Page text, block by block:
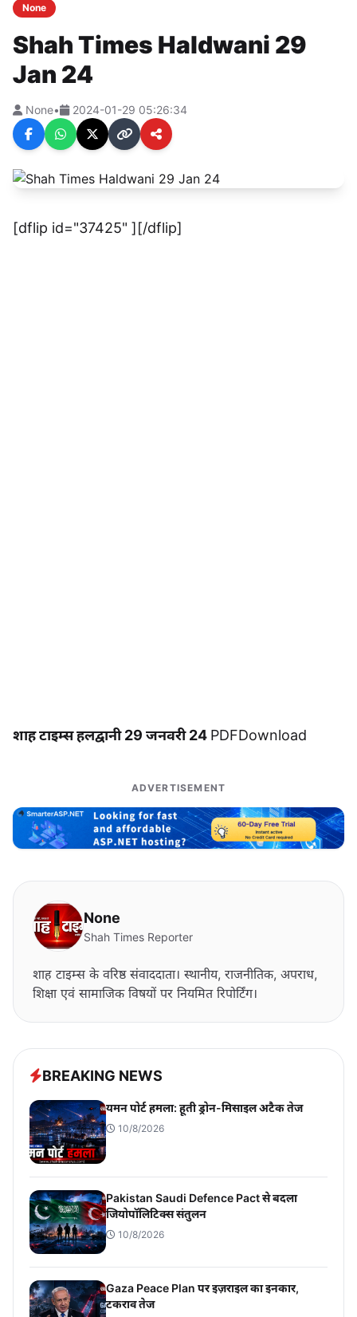
None
Shah Times Haldwani 29
Jan 24
None• 2024-01-29 05:26:34
[dflip id="37425" ][/dflip]
शाह टाइम्स हलद्वानी 29 जनवरी 24 PDFDownload
ADVERTISEMENT
None
Shah Times Reporter
शाह टाइम्स के वरिष्ठ संवाददाता। स्थानीय, राजनीतिक, अपराध,
शिक्षा एवं सामाजिक विषयों पर नियमित रिपोर्टिंग।
BREAKING NEWS
यमन पोर्ट हमला: हूती ड्रोन-मिसाइल अटैक तेज
10/8/2026
Pakistan Saudi Defence Pact से बदला
जियोपॉलिटिक्स संतुलन
10/8/2026
Gaza Peace Plan पर इज़राइल का इनकार,
टकराव तेज